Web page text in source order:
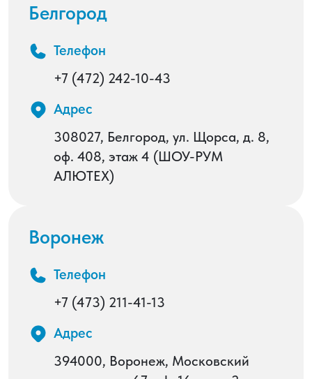
Белгород
Телефон
+7 (472) 242-10-43
Адрес
308027, Белгород, ул. Щорса, д. 8,
оф. 408, этаж 4 (ШОУ-РУМ
АЛЮТЕХ)
Воронеж
Телефон
+7 (473) 211-41-13
Адрес
394000, Воронеж, Московский